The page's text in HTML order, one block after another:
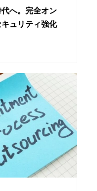
へ。完全オン
ュリティ強化